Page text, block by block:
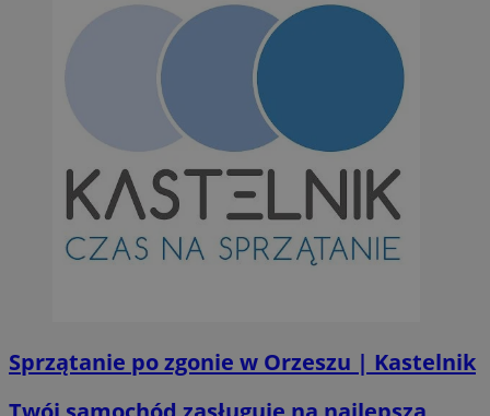
Sprzątanie po zgonie w Orzeszu | Kastelnik